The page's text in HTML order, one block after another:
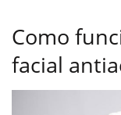
Como
facial